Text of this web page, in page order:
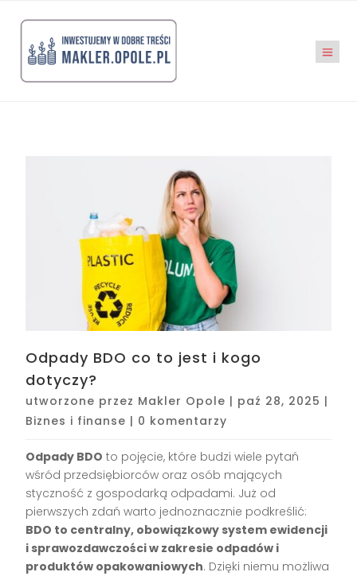
Odpady BDO co to jest i kogo
dotyczy?
utworzone przez Makler Opole | paź 28, 2025 |
Biznes i finanse | 0 komentarzy
Odpady BDO to pojęcie, które budzi wiele pytań
wśród przedsiębiorców oraz osób mających
styczność z gospodarką odpadami. Już od
pierwszych zdań warto jednoznacznie podkreślić:
BDO to centralny, obowiązkowy system ewidencji
i sprawozdawczości w zakresie odpadów i
produktów opakowaniowych. Dzięki niemu możliwa